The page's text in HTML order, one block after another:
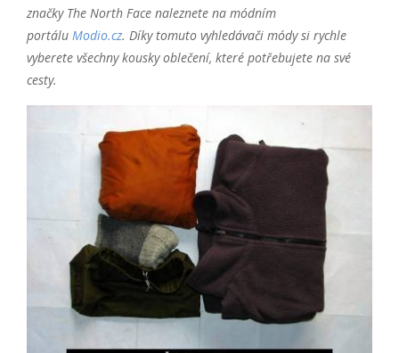
značky The North Face naleznete na módním
portálu Modio.cz. Díky tomuto vyhledávači módy si rychle
vyberete všechny kousky oblečení, které potřebujete na své
cesty.